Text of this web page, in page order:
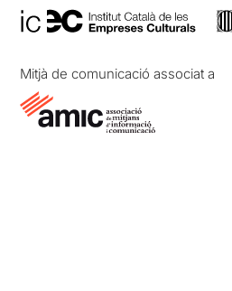
Mitjà de comunicació associat a